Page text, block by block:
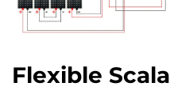
Flexible